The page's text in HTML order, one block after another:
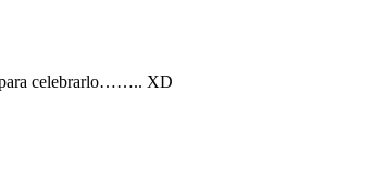
para celebrarlo…….. XD